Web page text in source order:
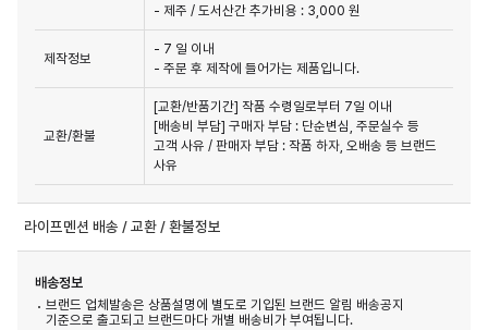
- 제주 / 도서산간 추가비용 : 3,000 원
제작정보
- 7 일 이내
- 주문 후 제작에 들어가는 제품입니다.
교환/환불
[교환/반품기간] 작품 수령일로부터 7일 이내
[배송비 부담] 구매자 부담 : 단순변심, 주문실수 등
고객 사유 / 판매자 부담 : 작품 하자, 오배송 등 브랜드
사유
라이프멘션 배송 / 교환 / 환불정보
배송정보
브랜드 업체발송은 상품설명에 별도로 기입된 브랜드 알림 배송공지
기준으로 출고되고 브랜드마다 개별 배송비가 부여됩니다.